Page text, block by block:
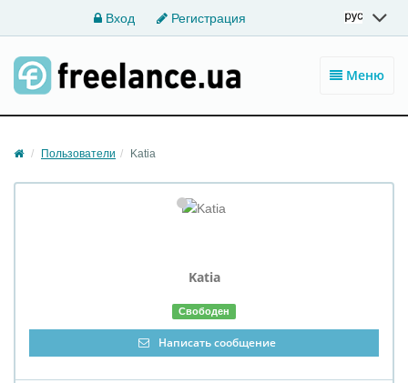
Вход Регистрация
Меню
Пользователи Katia
Katia
Свободен
Написать сообщение